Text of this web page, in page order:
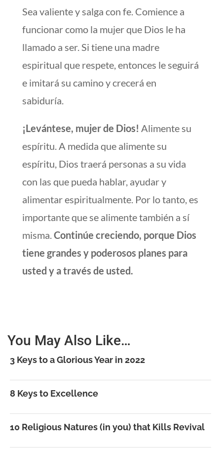
Sea valiente y salga con fe. Comience a
funcionar como la mujer que Dios le ha
llamado a ser. Si tiene una madre
espiritual que respete, entonces le seguirá
e imitará su camino y crecerá en
sabiduría.
¡Levántese, mujer de Dios! Alimente su
espíritu. A medida que alimente su
espíritu, Dios traerá personas a su vida
con las que pueda hablar, ayudar y
alimentar espiritualmente. Por lo tanto, es
importante que se alimente también a sí
misma. Continúe creciendo, porque Dios
tiene grandes y poderosos planes para
usted y a través de usted.
You May Also Like…
3 Keys to a Glorious Year in 2022
8 Keys to Excellence
10 Religious Natures (in you) that Kills Revival